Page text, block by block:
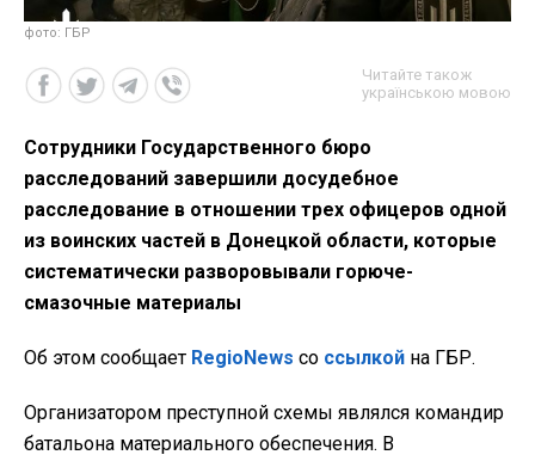
фото: ГБР
Читайте також
українською мовою
Сотрудники Государственного бюро
расследований завершили досудебное
расследование в отношении трех офицеров одной
из воинских частей в Донецкой области, которые
систематически разворовывали горюче-
смазочные материалы
Об этом сообщает RegioNews со ссылкой на ГБР.
Организатором преступной схемы являлся командир
батальона материального обеспечения. В